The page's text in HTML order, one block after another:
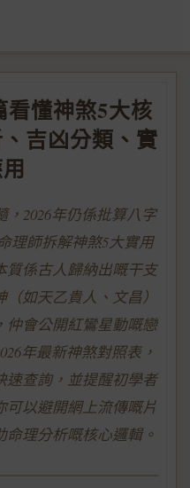
看懂神煞5大核
吉凶分類、實
2026年仍係批算八字
理師拆解神煞5大實用
質係古人歸納出嘅干支
如天乙貴人、文昌）
仲會公開紅鸞星動嘅戀
年最新神煞對照表，
速查詢，並提醒初學者
可以避開網上流傳嘅片
理分析嘅核心邏輯。